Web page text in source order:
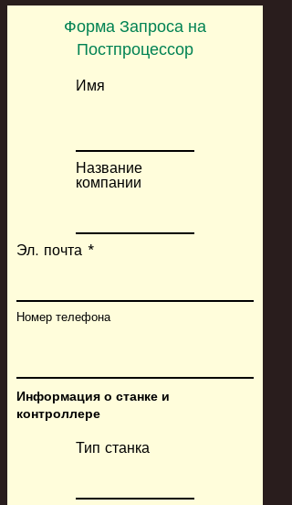
Форма Запроса на
Постпроцессор
Имя
Название
компании
Эл. почта
Номер телефона
Информация о станке и
контроллере
Тип станка